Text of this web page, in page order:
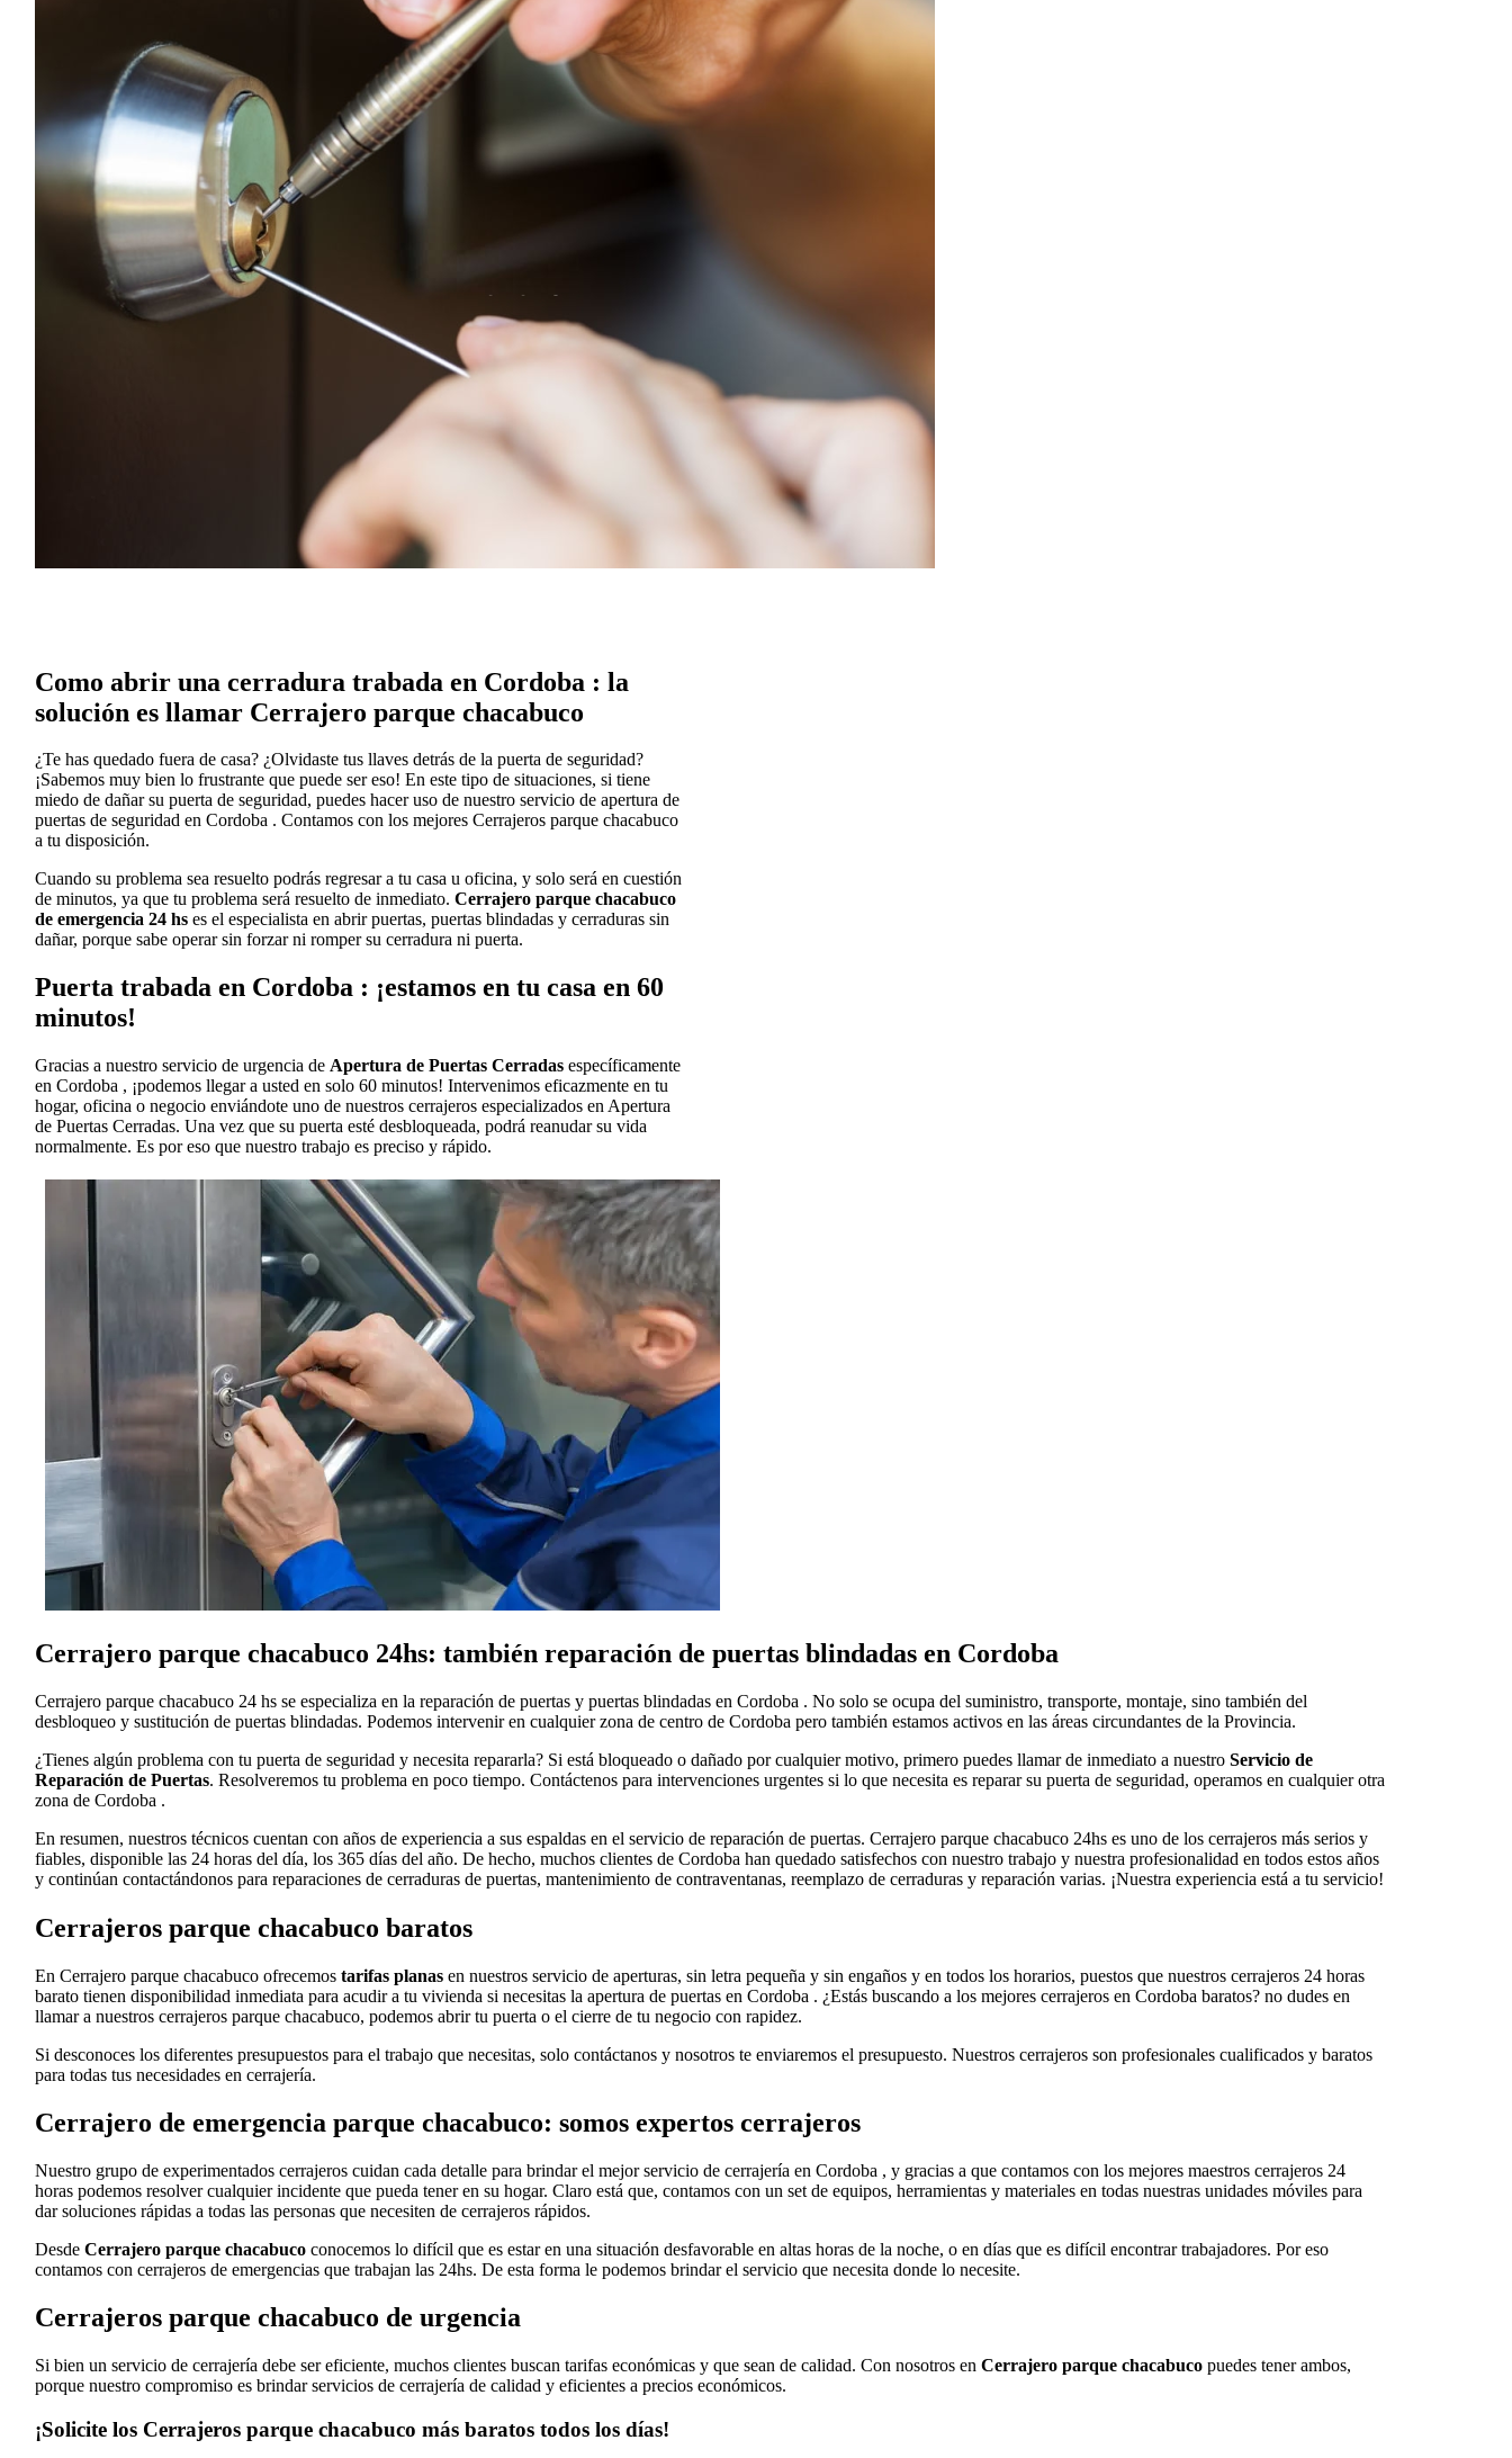
Como abrir una cerradura trabada en Cordoba : la
solución es llamar Cerrajero parque chacabuco
¿Te has quedado fuera de casa? ¿Olvidaste tus llaves detrás de la puerta de seguridad?
¡Sabemos muy bien lo frustrante que puede ser eso! En este tipo de situaciones, si tiene
miedo de dañar su puerta de seguridad, puedes hacer uso de nuestro servicio de apertura de
puertas de seguridad en Cordoba . Contamos con los mejores Cerrajeros parque chacabuco
a tu disposición.
Cuando su problema sea resuelto podrás regresar a tu casa u oficina, y solo será en cuestión
de minutos, ya que tu problema será resuelto de inmediato.Cerrajero parque chacabuco
de emergencia 24 hs es el especialista en abrir puertas, puertas blindadas y cerraduras sin
dañar, porque sabe operar sin forzar ni romper su cerradura ni puerta.
Puerta trabada en Cordoba : ¡estamos en tu casa en 60
minutos!
Gracias a nuestro servicio de urgencia de Apertura de Puertas Cerradas específicamente
en Cordoba , ¡podemos llegar a usted en solo 60 minutos! Intervenimos eficazmente en tu
hogar, oficina o negocio enviándote uno de nuestros cerrajeros especializados en Apertura
de Puertas Cerradas. Una vez que su puerta esté desbloqueada, podrá reanudar su vida
normalmente. Es por eso que nuestro trabajo es preciso y rápido.
Cerrajero parque chacabuco 24hs: también reparación de puertas blindadas en Cordoba
Cerrajero parque chacabuco 24 hs se especializa en la reparación de puertas y puertas blindadas en Cordoba . No solo se ocupa del suministro, transporte, montaje, sino también del
desbloqueo y sustitución de puertas blindadas. Podemos intervenir en cualquier zona de centro de Cordoba pero también estamos activos en las áreas circundantes de la Provincia.
¿Tienes algún problema con tu puerta de seguridad y necesita repararla? Si está bloqueado o dañado por cualquier motivo, primero puedes llamar de inmediato a nuestroServicio de
Reparación de Puertas. Resolveremos tu problema en poco tiempo. Contáctenos para intervenciones urgentes si lo que necesita es reparar su puerta de seguridad, operamos en cualquier otra
zona de Cordoba .
En resumen, nuestros técnicos cuentan con años de experiencia a sus espaldas en el servicio de reparación de puertas. Cerrajero parque chacabuco 24hs es uno de los cerrajeros más serios y
fiables, disponible las 24 horas del día, los 365 días del año. De hecho, muchos clientes de Cordoba han quedado satisfechos con nuestro trabajo y nuestra profesionalidad en todos estos años
y continúan contactándonos para reparaciones de cerraduras de puertas, mantenimiento de contraventanas, reemplazo de cerraduras y reparación varias. ¡Nuestra experiencia está a tu servicio!
Cerrajeros parque chacabuco baratos
En Cerrajero parque chacabuco ofrecemos tarifas planas en nuestros servicio de aperturas, sin letra pequeña y sin engaños y en todos los horarios, puestos que nuestros cerrajeros 24 horas
barato tienen disponibilidad inmediata para acudir a tu vivienda si necesitas la apertura de puertas en Cordoba . ¿Estás buscando a los mejores cerrajeros en Cordoba baratos? no dudes en
llamar a nuestros cerrajeros parque chacabuco, podemos abrir tu puerta o el cierre de tu negocio con rapidez.
Si desconoces los diferentes presupuestos para el trabajo que necesitas, solo contáctanos y nosotros te enviaremos el presupuesto. Nuestros cerrajeros son profesionales cualificados y baratos
para todas tus necesidades en cerrajería.
Cerrajero de emergencia parque chacabuco: somos expertos cerrajeros
Nuestro grupo de experimentados cerrajeros cuidan cada detalle para brindar el mejor servicio de cerrajería en Cordoba , y gracias a que contamos con los mejores maestros cerrajeros 24
horas podemos resolver cualquier incidente que pueda tener en su hogar. Claro está que, contamos con un set de equipos, herramientas y materiales en todas nuestras unidades móviles para
dar soluciones rápidas a todas las personas que necesiten de cerrajeros rápidos.
DesdeCerrajero parque chacabucoconocemos lo difícil que es estar en una situación desfavorable en altas horas de la noche, o en días que es difícil encontrar trabajadores. Por eso
contamos con cerrajeros de emergencias que trabajan las 24hs. De esta forma le podemos brindar el servicio que necesita donde lo necesite.
Cerrajeros parque chacabuco de urgencia
Si bien un servicio de cerrajería debe ser eficiente, muchos clientes buscan tarifas económicas y que sean de calidad. Con nosotros enCerrajero parque chacabucopuedes tener ambos,
porque nuestro compromiso es brindar servicios de cerrajería de calidad y eficientes a precios económicos.
¡Solicite los Cerrajeros parque chacabuco más baratos todos los días!